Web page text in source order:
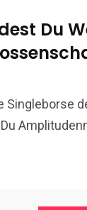
Du
Singleborse